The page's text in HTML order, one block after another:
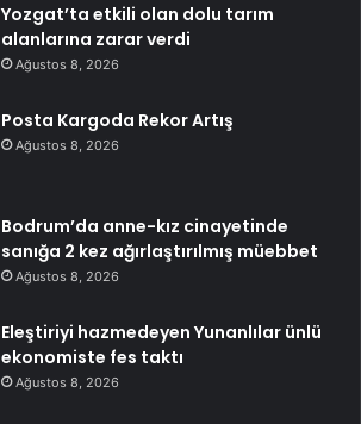
Yozgat’ta etkili olan dolu tarım
alanlarına zarar verdi
Ağustos 8, 2026
Posta Kargoda Rekor Artış
Ağustos 8, 2026
Bodrum’da anne-kız cinayetinde
sanığa 2 kez ağırlaştırılmış müebbet
Ağustos 8, 2026
Eleştiriyi hazmedeyen Yunanlılar ünlü
ekonomiste fes taktı
Ağustos 8, 2026